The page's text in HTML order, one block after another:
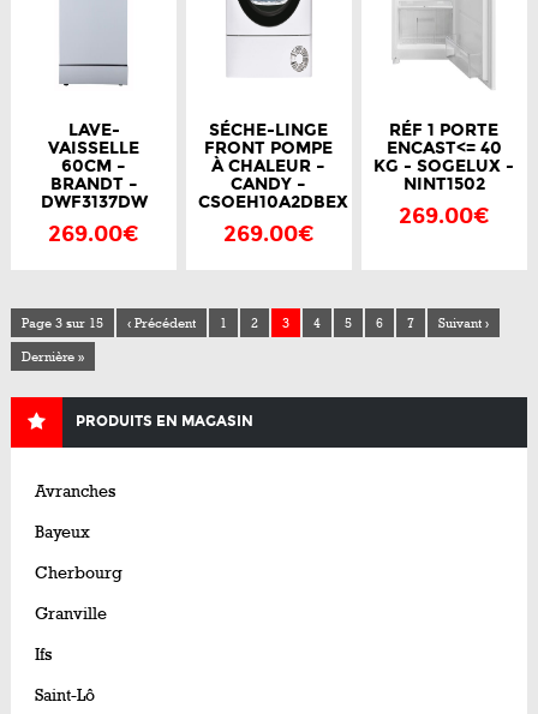
LAVE-
VAISSELLE
60CM –
BRANDT –
DWF3137DW
269.00€
SÉCHE-LINGE
FRONT POMPE
À CHALEUR –
CANDY –
CSOEH10A2DBEX
269.00€
RÉF 1 PORTE
ENCAST<= 40
KG - SOGELUX -
NINT1502
269.00€
Page 3 sur 15 ‹ Précédent 1 2 3 4 5 6 7 Suivant ›
Dernière »
PRODUITS EN MAGASIN
Avranches
Bayeux
Cherbourg
Granville
Ifs
Saint-Lô